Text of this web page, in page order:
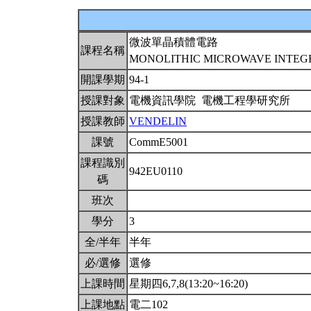
課程名稱
微波單晶積體電路
MONOLITHIC MICROWAVE
開課學期 94-1
授課對象 電機資訊學院 電機工程學研究所
授課教師 VENDELIN
課號
CommE5001
課程識別
碼
942EU0110
班次
學分
3
全/半年
半年
必/選修
選修
上課時間 星期四6,7,8(13:20~16:20)
上課地點 電二102